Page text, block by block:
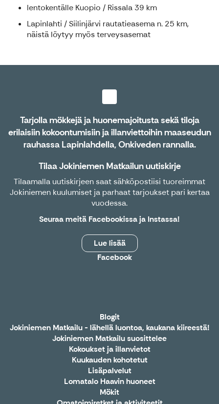
lentokentälle Kuopio / Rissala 39 km
Lapinlahti / Siilinjärvi rautatieasema n. 25 km,
näistä löytyy myös terveysasemat
Tarjolla mökkejä ja huonemajoitusta sekä tiloja
erilaisiin kokoontumisiin ja illanviettoihin maaseudun
rauhassa Lapinlahdella, Onkiveden rannalla.
Tilaa Jokiniemen Matkailun uutiskirje
Tilaamalla uutiskirjeen saat sähköpostiisi tuoreimmat
Jokiniemen kuulumiset ja parhaat tarjoukset pari kertaa
vuodessa.
Seuraa meitä Facebookissaja Instassa!
Lue lisää
Facebook
Blogit
Jokiniemen Matkailu - lähellä luontoa, kaukana kiireestä!
Jokiniemen Matkailu suosittelee
Kokoukset ja illanvietot
Kuukauden kohotetut
Lisäpalvelut
Lomatalo Haavin huoneet
Mökit